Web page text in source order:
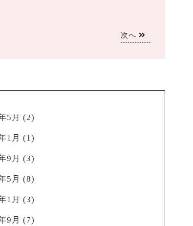
次へ
5月 (2)
1月 (1)
9月 (3)
5月 (8)
1月 (3)
9月 (7)